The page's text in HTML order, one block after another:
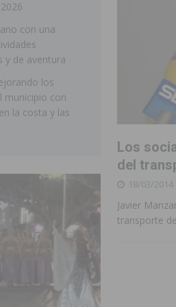
Los
del
18/03/2014
Javier
transporte
con una
y de aventura
los
municipio con
la costa y las